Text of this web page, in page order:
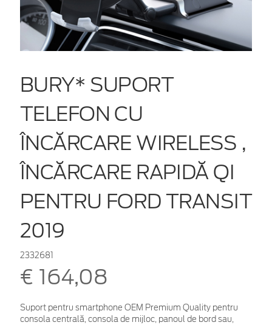
BURY* SUPORT
TELEFON CU
ÎNCĂRCARE WIRELESS ,
ÎNCĂRCARE RAPIDĂ QI
PENTRU FORD TRANSIT
2019
2332681
€ 164,08
Suport pentru smartphone OEM Premium Quality pentru
consola centrală, consola de mijloc, panoul de bord sau,